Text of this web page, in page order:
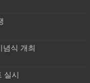
념식 개최
실시